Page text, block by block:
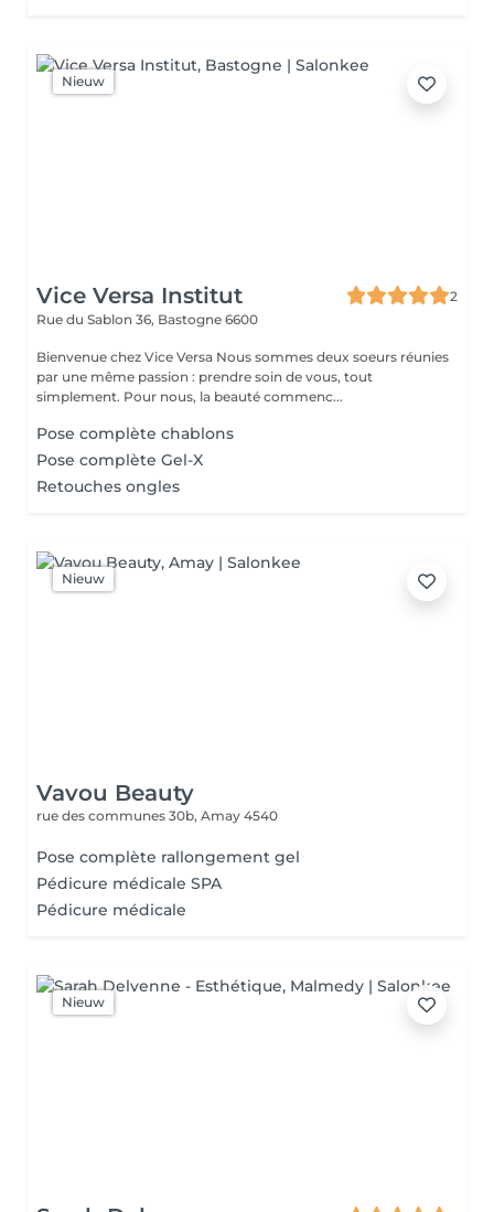
Nieuw
Vice Versa Institut
2
Rue du Sablon 36, Bastogne 6600
Bienvenue chez Vice Versa Nous sommes deux soeurs réunies
par une même passion : prendre soin de vous, tout
simplement. Pour nous, la beauté commenc...
Pose complète chablons
Pose complète Gel-X
Retouches ongles
Nieuw
Vavou Beauty
rue des communes 30b, Amay 4540
Pose complète rallongement gel
Pédicure médicale SPA
Pédicure médicale
Nieuw